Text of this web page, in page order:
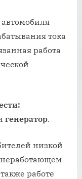
тока
работа
генератор.
низкой
работе